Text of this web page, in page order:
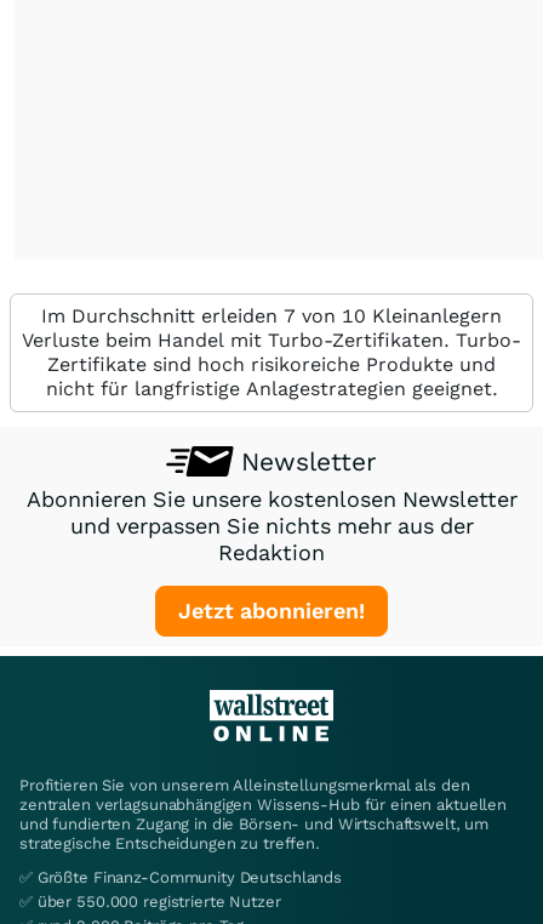
Im Durchschnitt erleiden 7 von 10 Kleinanlegern
Verluste beim Handel mit Turbo-Zertifikaten. Turbo-
Zertifikate sind hoch risikoreiche Produkte und
nicht für langfristige Anlagestrategien geeignet.
Newsletter
Abonnieren Sie unsere kostenlosen Newsletter
und verpassen Sie nichts mehr aus der
Redaktion
Jetzt abonnieren!
Profitieren Sie von unserem Alleinstellungsmerkmal als den
zentralen verlagsunabhängigen Wissens-Hub für einen aktuellen
und fundierten Zugang in die Börsen- und Wirtschaftswelt, um
strategische Entscheidungen zu treffen.
✅ Größte Finanz-Community Deutschlands
✅ über 550.000 registrierte Nutzer